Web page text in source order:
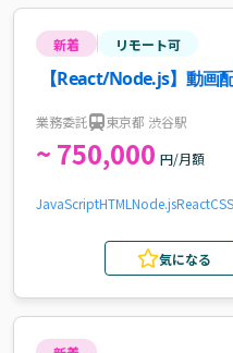
新着 リモート可
【React/Node.js】動画
業務委託 東京都 渋谷駅
~ 750,000 円/月額
JavaScriptHTML Node.jsReactCSS
気になる